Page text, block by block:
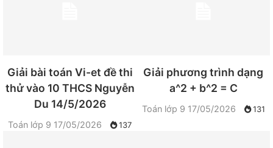
Giải bài toán Vi-et đề thi
thử vào 10 THCS Nguyễn
Du 14/5/2026
Toán lớp 9 17/05/2026 137
Giải phương trình dạng
a^2 + b^2 = C
Toán lớp 9 17/05/2026 131